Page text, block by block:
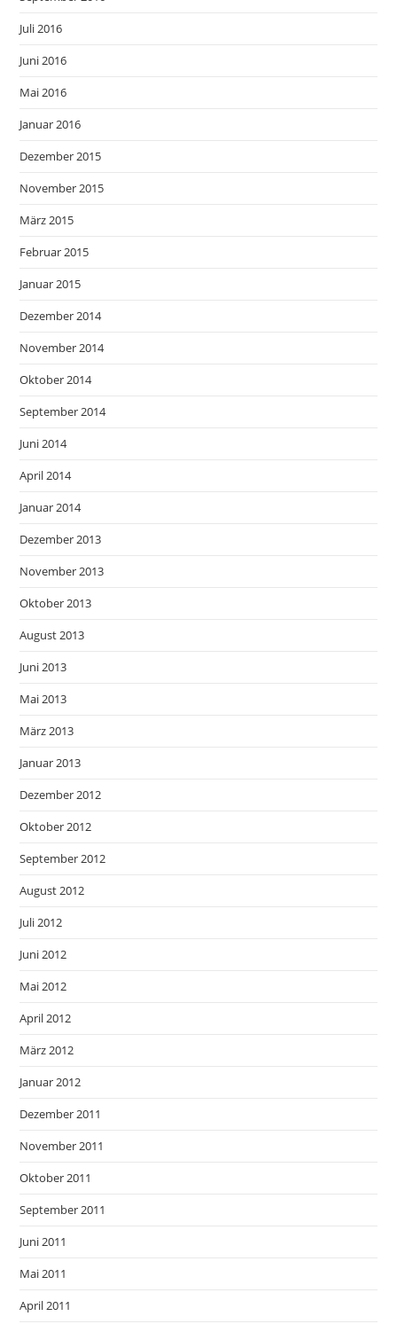
Juli 2016
Juni 2016
Mai 2016
Januar 2016
Dezember 2015
November 2015
März 2015
Februar 2015
Januar 2015
Dezember 2014
November 2014
Oktober 2014
September 2014
Juni 2014
April 2014
Januar 2014
Dezember 2013
November 2013
Oktober 2013
August 2013
Juni 2013
Mai 2013
März 2013
Januar 2013
Dezember 2012
Oktober 2012
September 2012
August 2012
Juli 2012
Juni 2012
Mai 2012
April 2012
März 2012
Januar 2012
Dezember 2011
November 2011
Oktober 2011
September 2011
Juni 2011
Mai 2011
April 2011